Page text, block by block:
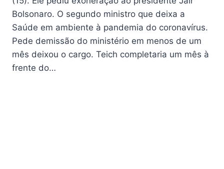
Bolsonaro. O segundo ministro que deixa a
Saúde em ambiente à pandemia do coronavírus.
Pede demissão do ministério em menos de um
mês deixou o cargo. Teich completaria um mês à
frente do…